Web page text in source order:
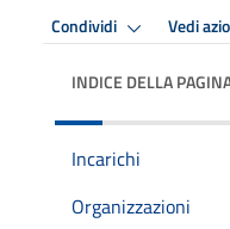
Condividi Vedi
INDICE DELLA
Incarichi
Organizzazioni